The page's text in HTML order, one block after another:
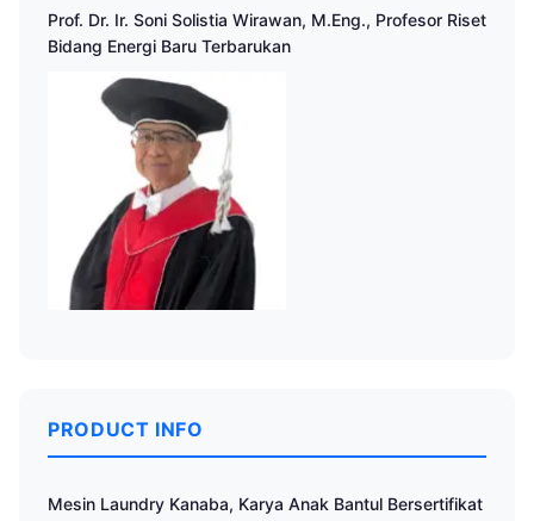
Prof. Dr. Ir. Soni Solistia Wirawan, M.Eng., Profesor Riset
Bidang Energi Baru Terbarukan
PRODUCT INFO
Mesin Laundry Kanaba, Karya Anak Bantul Bersertifikat